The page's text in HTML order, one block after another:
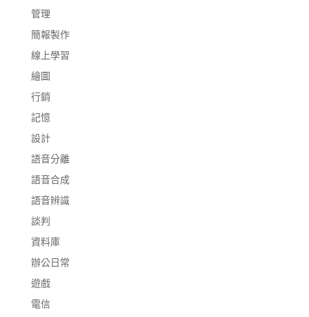
管理
簡報製作
線上學習
繪圖
行銷
記憶
設計
語音分離
語音合成
語音辨識
談判
資料庫
辦公日常
遊戲
電信